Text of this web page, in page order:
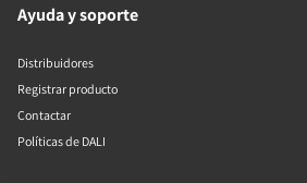
Ayuda y soporte
Distribuidores
Registrar producto
Contactar
Políticas de DALI